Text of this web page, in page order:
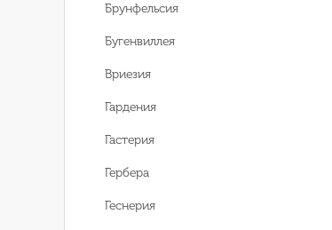
Брунфельсия
Бугенвиллея
Вриезия
Гардения
Гастерия
Гербера
Геснерия